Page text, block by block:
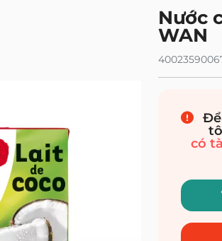
Bọt biển và găng tay
Nước
WAN
Để
có